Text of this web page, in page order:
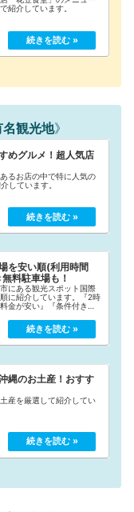
紹介しています。
観光地》
めグルメ！超人気店
るお店の中で特に人気の
しています。
を安い順(利用時間
料駐車場も！
にある観光スポット国際
に紹介しています。『2時
金が安い』『条件付き無
活用ください！
縄のお土産！おすす
産を厳選して紹介してい